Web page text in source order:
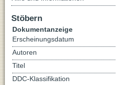
Stöbern
Dokumentanzeige
Erscheinungsdatum
Autoren
Titel
DDC-Klassifikation